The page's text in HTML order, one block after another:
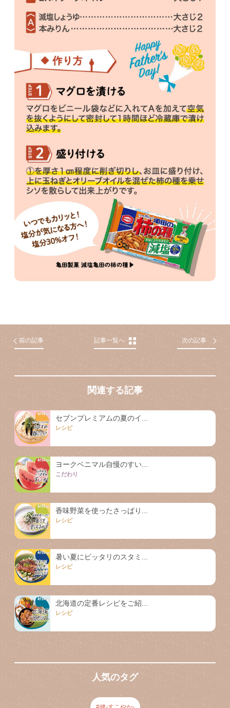
前の記事 記事一覧へ 次の記事
関連する記事
セブンプレミアムの夏のイ...
レシピ
ヨークベニマル自慢のすい...
こだわり
香味野菜を使ったさっぱり...
レシピ
暑い夏にピッタリのスタミ...
レシピ
北海道の定番レシピをご紹...
レシピ
人気のタグ